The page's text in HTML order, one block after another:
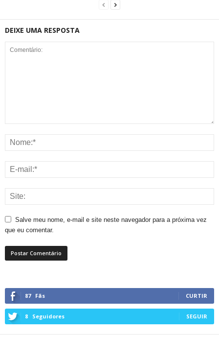
DEIXE UMA RESPOSTA
Salve meu nome, e-mail e site neste navegador para a próxima vez
que eu comentar.
87 Fãs CURTIR
8 Seguidores SEGUIR